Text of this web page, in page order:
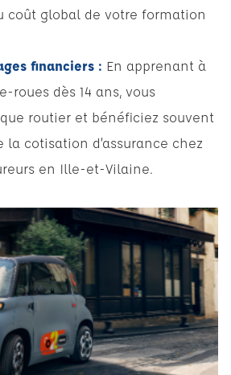
coût global de votre formation
financiers : En apprenant à
roues dès 14 ans, vous
routier et bénéficiez souvent
la cotisation d’assurance chez
en Ille-et-Vilaine.